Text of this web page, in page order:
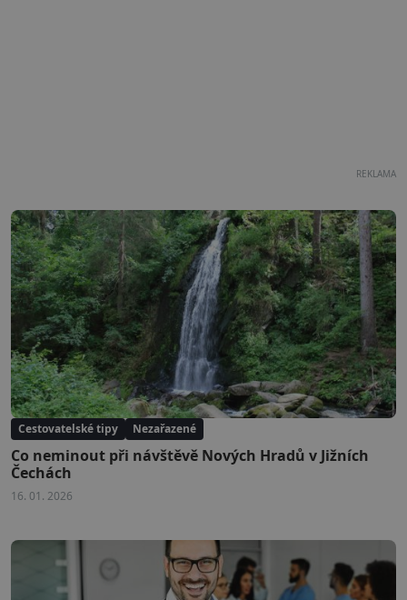
REKLAMA
Cestovatelské tipy Nezařazené
Co neminout při návštěvě Nových Hradů v Jižních
Čechách
16. 01. 2026